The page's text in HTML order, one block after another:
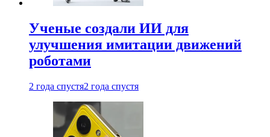
Ученые создали ИИ для
улучшения имитации движений
роботами
2 года спустя2 года спустя